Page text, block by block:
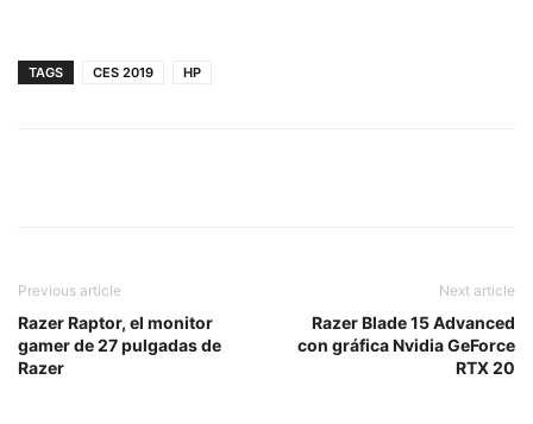
TAGS CES 2019 HP
Previous article
Razer Raptor, el monitor
gamer de 27 pulgadas de
Razer
Next article
Razer Blade 15 Advanced
con gráfica Nvidia GeForce
RTX 20